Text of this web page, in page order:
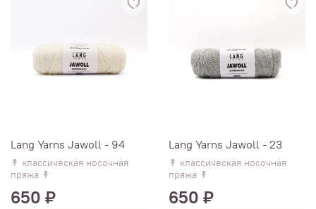
Lang Yarns Jawoll - 94
↟ классическая носочная
пряжа ↟
650 ₽
Lang Yarns Jawoll - 23
↟ классическая носочная
пряжа ↟
650 ₽